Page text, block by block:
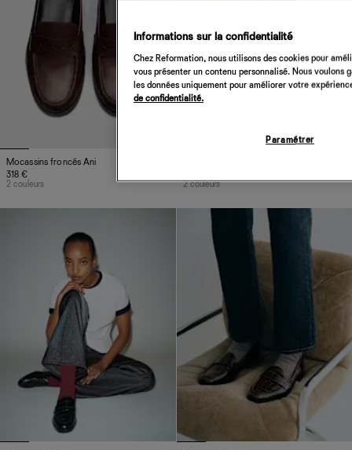
Mocassins froncés Ani
318 €
2 couleurs 2 couleurs
Informations sur la confidentialité
Chez Reformation, nous utilisons des cookies pour
vous présenter un contenu personnalisé. Nous
les données uniquement pour améliorer votre
de confidentialité.
Paramétrer